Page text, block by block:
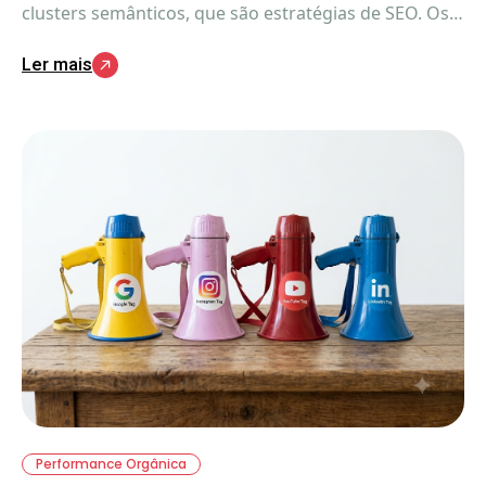
clusters semânticos, que são estratégias de SEO. Os
expressão da sua estratégia digital. O que importa é
Ler mais
Performance Orgânica